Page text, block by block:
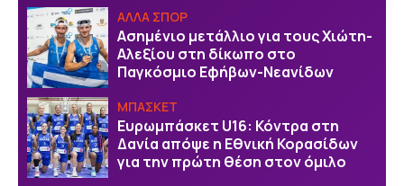
ΑΛΛΑ ΣΠΟΡ
Ασημένιο μετάλλιο για τους Χιώτη-
Αλεξίου στη δίκωπο στο
Παγκόσμιο Εφήβων-Νεανίδων
ΜΠΑΣΚΕΤ
Ευρωμπάσκετ U16: Κόντρα στη
Δανία απόψε η Εθνική Κορασίδων
για την πρώτη θέση στον όμιλο